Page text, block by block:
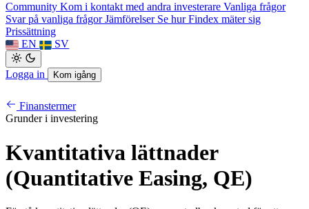
Community Kom i kontakt med andra investerare Vanliga frågor
Svar på vanliga frågor Jämförelser Se hur Findex mäter sig
Prissättning
EN
SV
Logga in Kom igång
Finanstermer
Grunder i investering
Kvantitativa lättnader
(Quantitative Easing, QE)